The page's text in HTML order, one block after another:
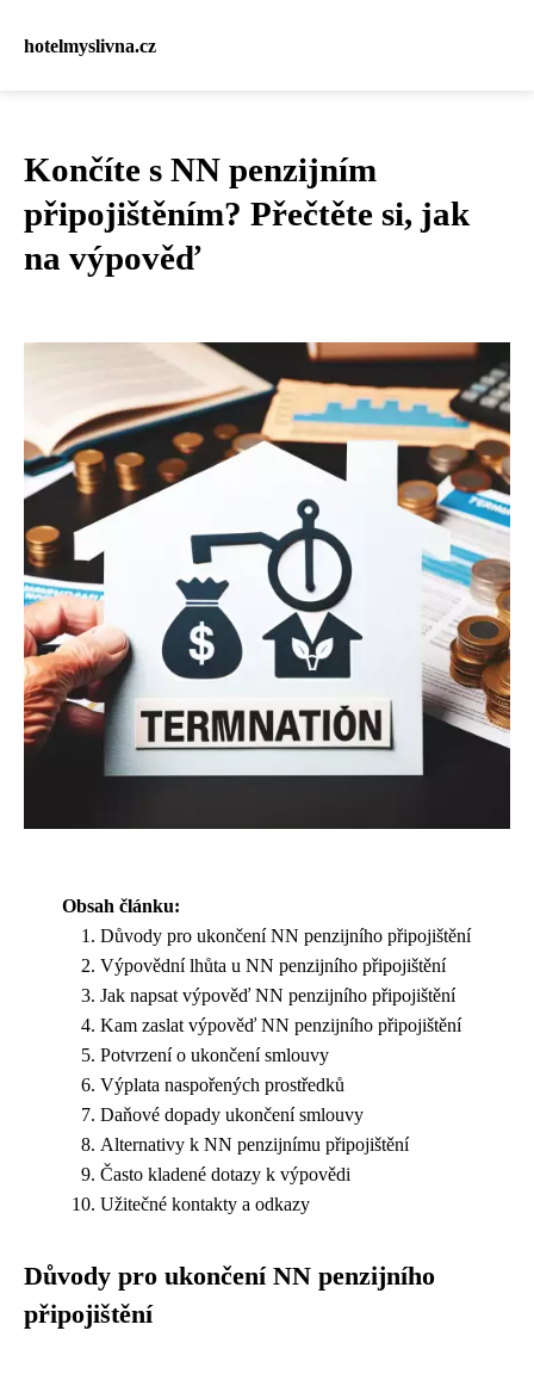
hotelmyslivna.cz
Končíte s NN penzijním
připojištěním? Přečtěte si, jak
na výpověď
Obsah článku:
Důvody pro ukončení NN penzijního připojištění
Výpovědní lhůta u NN penzijního připojištění
Jak napsat výpověď NN penzijního připojištění
Kam zaslat výpověď NN penzijního připojištění
Potvrzení o ukončení smlouvy
Výplata naspořených prostředků
Daňové dopady ukončení smlouvy
Alternativy k NN penzijnímu připojištění
Často kladené dotazy k výpovědi
Užitečné kontakty a odkazy
Důvody pro ukončení NN penzijního
připojištění